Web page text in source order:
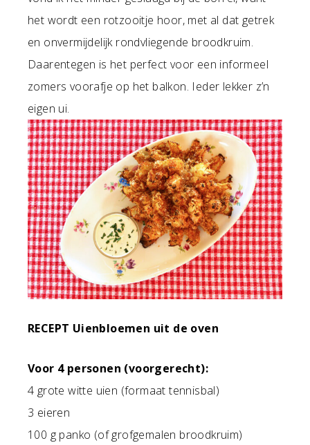
het wordt een rotzooitje hoor, met al dat getrek
en onvermijdelijk rondvliegende broodkruim.
Daarentegen is het perfect voor een informeel
zomers voorafje op het balkon. Ieder lekker z’n
eigen ui.
RECEPT Uienbloemen uit de oven
Voor 4 personen (voorgerecht):
4 grote witte uien (formaat tennisbal)
3 eieren
100 g panko (of grofgemalen broodkruim)